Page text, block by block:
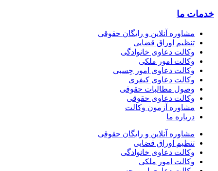
ما
مشاوره آنلاین و رایگان حقوقی
تنظیم اوراق قضایی
وکالت دعاوی خانوادگی
وکالت امور ملکی
وکالت دعاوی امور حِسبی
وکالت دعاوی کیفری
وصول مطالبات حقوقی
وکالت دعاوی حقوقی
مشاوره آزمون وکالت
درباره ما
مشاوره آنلاین و رایگان حقوقی
تنظیم اوراق قضایی
وکالت دعاوی خانوادگی
وکالت امور ملکی